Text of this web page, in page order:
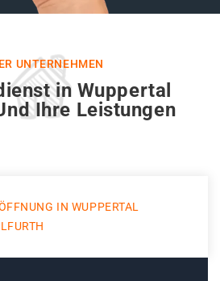
UNTERNEHMEN
in Wuppertal
Ihre Leistungen
IN WUPPERTAL